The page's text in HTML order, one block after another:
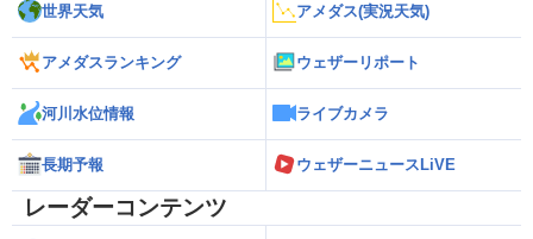
世界天気 アメダス(実況天気)
アメダスランキング ウェザーリポート
河川水位情報 ライブカメラ
長期予報 ウェザーニュースLiVE
レーダーコンテンツ